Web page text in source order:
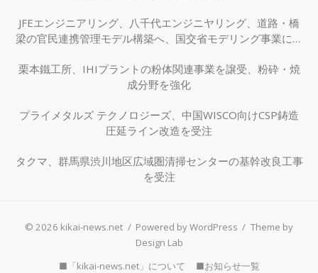
JFEエンジニアリング、八千代エンジニヤリング、道路・橋
梁の官民連携管理モデル構築へ、国交省モデリング事業に採
栗本鐵工所、IHIプラントの粉体関連事業を譲受、粉砕・焼
成分野を強化
プライメタルズ テクノロジーズ、中国WISCO向けCSP鋳造
圧延ライン改造を受注
タクマ、群馬県渋川地区広域圏清掃センターの基幹改良工事
を受注
© 2026 kikai-news.net / Powered by WordPress / Theme by
Design Lab
■「kikai-news.net」について
■お知らせ一覧